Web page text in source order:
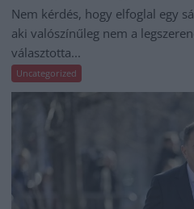
Nem kérdés, hogy elfoglal egy
aki valószínűleg nem a
választotta...
Uncategorized